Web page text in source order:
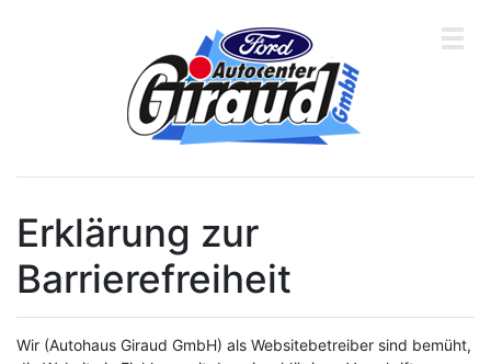
uns
&
Kontakt
&
Erklärung zur
Barrierefreiheit
Wir (Autohaus Giraud GmbH) als Websitebetreiber sind bemüht,